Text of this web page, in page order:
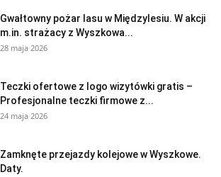
Gwałtowny pożar lasu w Międzylesiu. W akcji
m.in. strażacy z Wyszkowa...
28 maja 2026
Teczki ofertowe z logo wizytówki gratis –
Profesjonalne teczki firmowe z...
24 maja 2026
Zamknęte przejazdy kolejowe w Wyszkowe.
Daty.